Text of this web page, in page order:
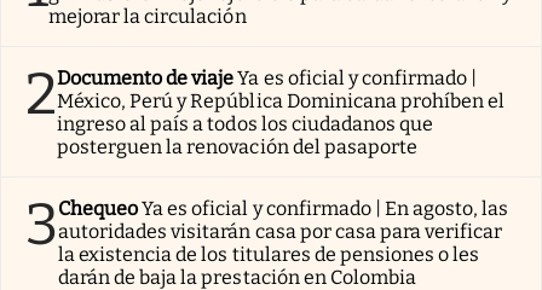
mejorar la circulación
2Documento de viajeYa es oficial y confirmado |
México, Perú y República Dominicana prohíben el
ingreso al país a todos los ciudadanos que
posterguen la renovación del pasaporte
3ChequeoYa es oficial y confirmado | En agosto, las
autoridades visitarán casa por casa para verificar
la existencia de los titulares de pensiones o les
darán de baja la prestación en Colombia